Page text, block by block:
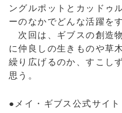
ングルポットとカッドゥ
ーのなかでどんな活躍を
次回は、ギブスの創造
に仲良しの生きものや草
繰り広げるのか、すこし
思う。
●メイ・ギブス公式サイ